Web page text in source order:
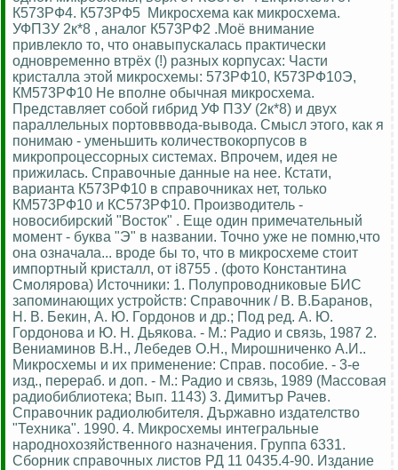
К573РФ4. К573РФ5 Микросхема как микросхема.
УФПЗУ 2к*8 , аналог К573РФ2 .Моё внимание
привлекло то, что онавыпускалась практически
одновременно втрёх (!) разных корпусах: Части
кристалла этой микросхемы: 573РФ10, К573РФ10Э,
КМ573РФ10 Не вполне обычная микросхема.
Представляет собой гибрид УФ ПЗУ (2к*8) и двух
параллельных портовввода-вывода. Смысл этого, как я
понимаю - уменьшить количествокорпусов в
микропроцессорных системах. Впрочем, идея не
прижилась. Справочные данные на нее. Кстати,
варианта К573РФ10 в справочниках нет, только
КМ573РФ10 и КС573РФ10. Производитель -
новосибирский "Восток" . Еще один примечательный
момент - буква "Э" в названии. Точно уже не помню,что
она означала... вроде бы то, что в микросхеме стоит
импортный кристалл, от i8755 . (фото Константина
Смолярова) Источники: 1. Полупроводниковые БИС
запоминающих устройств: Справочник / В. В.Баранов,
Н. В. Бекин, А. Ю. Гордонов и др.; Под ред. А. Ю.
Гордонова и Ю. Н. Дьякова. - М.: Радио и связь, 1987 2.
Вениаминов В.Н., Лебедев О.Н., Мирошниченко А.И..
Микросхемы и их применение: Справ. пособие. - 3-е
изд., перераб. и доп. - М.: Радио и связь, 1989 (Массовая
радиобиблиотека; Вып. 1143) 3. Димитър Рачев.
Справочник радиолюбителя. Държавно издателство
"Техника". 1990. 4. Микросхемы интегральные
народнохозяйственного назначения. Группа 6331.
Сборник справочных листов РД 11 0435.4-90. Издание